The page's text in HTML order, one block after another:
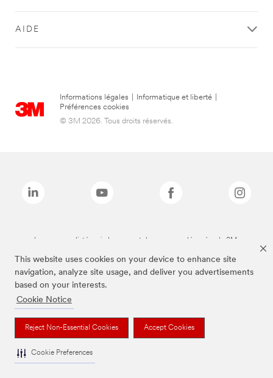
This website uses cookies on your device to enhance site
navigation, analyze site usage, and deliver you advertisements
based on your interests.
Cookie Notice
Reject Non-Essential Cookies Accept Cookies
Cookie Preferences
AIDE
Informations légales Informatique et liberté
Préférences cookies
© 3M 2026. Tous droits réservés.
Les marques listées ci-dessus sont des marques déposées de 3M.